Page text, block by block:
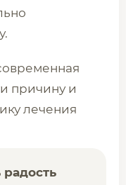
причину и
лечения